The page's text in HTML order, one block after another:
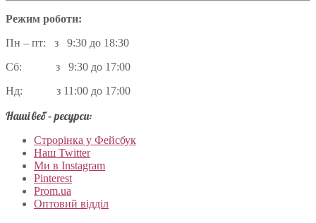
Режим роботи:
Пн – пт: з 9:30 до 18:30
Сб: з 9:30 до 17:00
Нд: з 11:00 до 17:00
Наші веб – ресурси:
Строрінка у Фейсбук
Наш Twitter
Ми в Instagram
Pinterest
Prom.ua
Оптовий відділ